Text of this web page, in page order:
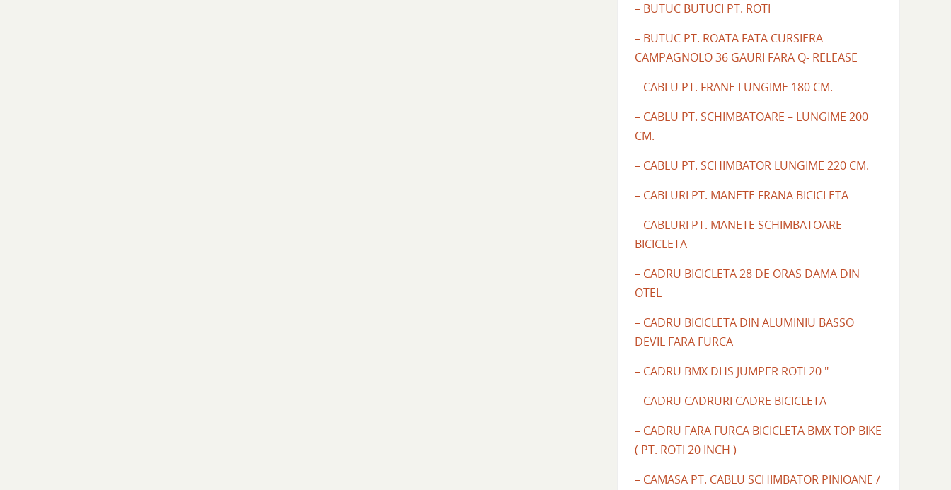
– BUTUC BUTUCI PT. ROTI
– BUTUC PT. ROATA FATA CURSIERA
CAMPAGNOLO 36 GAURI FARA Q- RELEASE
– CABLU PT. FRANE LUNGIME 180 CM.
– CABLU PT. SCHIMBATOARE – LUNGIME 200
CM.
– CABLU PT. SCHIMBATOR LUNGIME 220 CM.
– CABLURI PT. MANETE FRANA BICICLETA
– CABLURI PT. MANETE SCHIMBATOARE
BICICLETA
– CADRU BICICLETA 28 DE ORAS DAMA DIN
OTEL
– CADRU BICICLETA DIN ALUMINIU BASSO
DEVIL FARA FURCA
– CADRU BMX DHS JUMPER ROTI 20 "
– CADRU CADRURI CADRE BICICLETA
– CADRU FARA FURCA BICICLETA BMX TOP BIKE
( PT. ROTI 20 INCH )
– CAMASA PT. CABLU SCHIMBATOR PINIOANE /